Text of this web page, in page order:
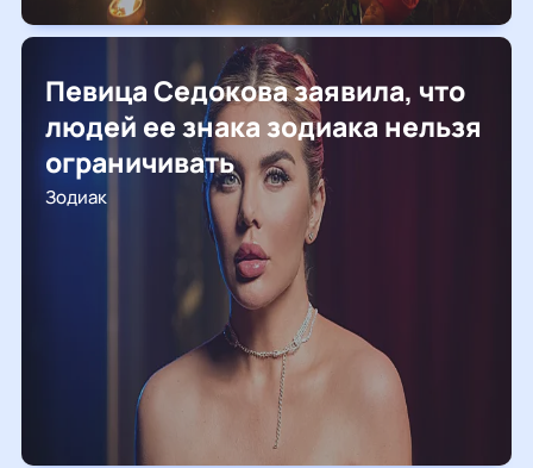
Певица Седокова заявила, что
людей ее знака зодиака нельзя
ограничивать
Зодиак